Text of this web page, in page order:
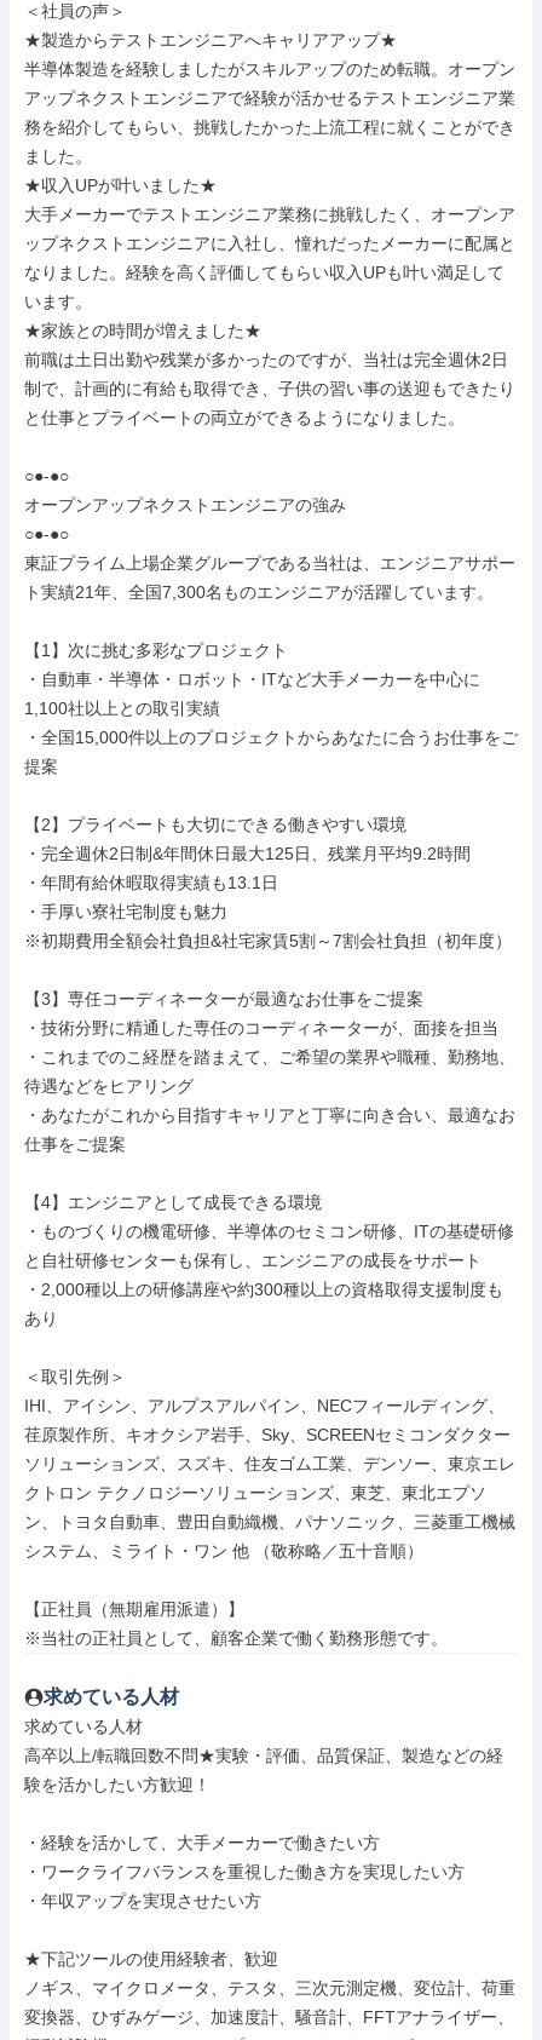
＜社員の声＞
★製造からテストエンジニアへキャリアアップ★
半導体製造を経験しましたがスキルアップのため転職。オープン
アップネクストエンジニアで経験が活かせるテストエンジニア業
務を紹介してもらい、挑戦したかった上流工程に就くことができ
ました。
★収入UPが叶いました★
大手メーカーでテストエンジニア業務に挑戦したく、オープンア
ップネクストエンジニアに入社し、憧れだったメーカーに配属と
なりました。経験を高く評価してもらい収入UPも叶い満足して
います。
★家族との時間が増えました★
前職は土日出勤や残業が多かったのですが、当社は完全週休2日
制で、計画的に有給も取得でき、子供の習い事の送迎もできたり
と仕事とプライベートの両立ができるようになりました。
○●-●○
オープンアップネクストエンジニアの強み
○●-●○
東証プライム上場企業グループである当社は、エンジニアサポー
ト実績21年、全国7,300名ものエンジニアが活躍しています。
【1】次に挑む多彩なプロジェクト
・自動車・半導体・ロボット・ITなど大手メーカーを中心に
1,100社以上との取引実績
・全国15,000件以上のプロジェクトからあなたに合うお仕事をご
提案
【2】プライベートも大切にできる働きやすい環境
・完全週休2日制&年間休日最大125日、残業月平均9.2時間
・年間有給休暇取得実績も13.1日
・手厚い寮社宅制度も魅力
※初期費用全額会社負担&社宅家賃5割～7割会社負担（初年度）
【3】専任コーディネーターが最適なお仕事をご提案
・技術分野に精通した専任のコーディネーターが、面接を担当
・これまでのこ経歴を踏まえて、ご希望の業界や職種、勤務地、
待遇などをヒアリング
・あなたがこれから目指すキャリアと丁寧に向き合い、最適なお
仕事をご提案
【4】エンジニアとして成長できる環境
・ものづくりの機電研修、半導体のセミコン研修、ITの基礎研修
と自社研修センターも保有し、エンジニアの成長をサポート
・2,000種以上の研修講座や約300種以上の資格取得支援制度も
あり
＜取引先例＞
IHI、アイシン、アルプスアルパイン、NECフィールディング、
荏原製作所、キオクシア岩手、Sky、SCREENセミコンダクター
ソリューションズ、スズキ、住友ゴム工業、デンソー、東京エレ
クトロン テクノロジーソリューションズ、東芝、東北エプソ
ン、トヨタ自動車、豊田自動織機、パナソニック、三菱重工機械
システム、ミライト・ワン 他 （敬称略／五十音順）
【正社員（無期雇用派遣）】
※当社の正社員として、顧客企業で働く勤務形態です。
求めている人材
求めている人材
高卒以上/転職回数不問★実験・評価、品質保証、製造などの経
験を活かしたい方歓迎！
・経験を活かして、大手メーカーで働きたい方
・ワークライフバランスを重視した働き方を実現したい方
・年収アップを実現させたい方
★下記ツールの使用経験者、歓迎
ノギス、マイクロメータ、テスタ、三次元測定機、変位計、荷重
変換器、ひずみゲージ、加速度計、騒音計、FFTアナライザー、